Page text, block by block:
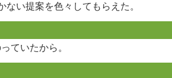
ない提案を色々してもらえた。
ていたから。